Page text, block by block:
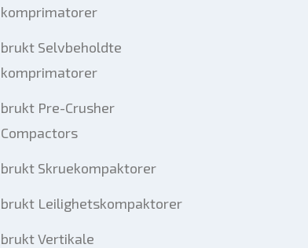
komprimatorer
brukt Selvbeholdte
komprimatorer
brukt Pre-Crusher
Compactors
brukt Skruekompaktorer
brukt Leilighetskompaktorer
brukt Vertikale